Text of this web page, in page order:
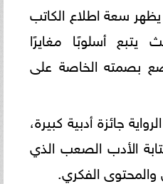
سعة اطلاع الكاتب
يتبع أسلوبًا مغايرًا
بصمته الخاصة على
جائزة أدبية كبيرة،
الأدب الصعب الذي
والمحتوى الفكري.